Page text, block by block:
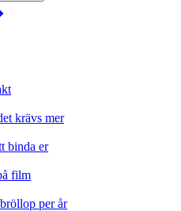
krävs mer
binda er
film
per år